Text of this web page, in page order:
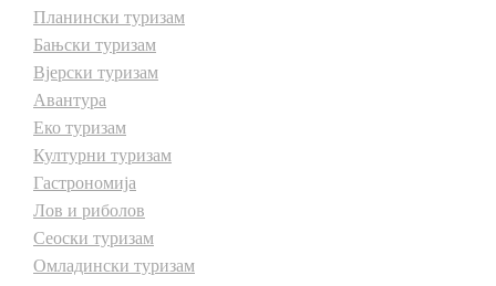
Планински туризам
Бањски туризам
Вјерски туризам
Авантура
Еко туризам
Културни туризам
Гастрономија
Лов и риболов
Сеоски туризам
Омладински туризам